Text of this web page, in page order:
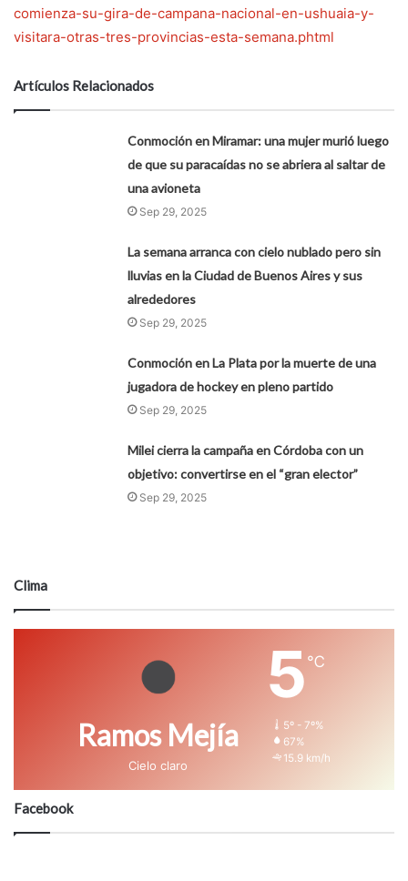
comienza-su-gira-de-campana-nacional-en-ushuaia-y-
visitara-otras-tres-provincias-esta-semana.phtml
Artículos Relacionados
Conmoción en Miramar: una mujer murió luego
de que su paracaídas no se abriera al saltar de
una avioneta
Sep 29, 2025
La semana arranca con cielo nublado pero sin
lluvias en la Ciudad de Buenos Aires y sus
alrededores
Sep 29, 2025
Conmoción en La Plata por la muerte de una
jugadora de hockey en pleno partido
Sep 29, 2025
Milei cierra la campaña en Córdoba con un
objetivo: convertirse en el “gran elector”
Sep 29, 2025
Clima
Ramos Mejía
Cielo claro
5 ℃
5º - 7º%
67%
15.9 km/h
Facebook